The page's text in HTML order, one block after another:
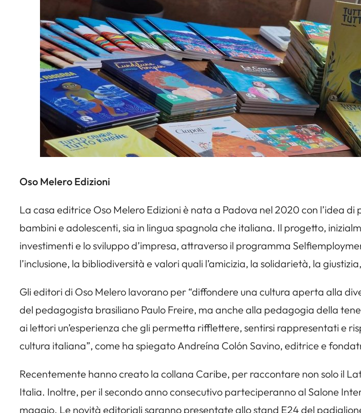
Oso Melero Edizioni
La casa editrice Oso Melero Edizioni è nata a Padova nel 2020 con l’idea
bambini e adolescenti, sia in lingua spagnola che italiana. Il progetto,
investimenti e lo sviluppo d’impresa, attraverso il programma
l’inclusione, la bibliodiversità e valori quali l’amicizia, la solidarietà, la
Gli editori di Oso Melero lavorano per “diffondere una cultura aperta alla
del pedagogista brasiliano Paulo Freire, ma anche alla pedagogia della
ai lettori un’esperienza che gli permetta rifflettere, sentirsi rappresentati e
cultura italiana”, come ha spiegato Andreína Colón Savino, editrice e
Recentemente hanno creato la collana Caribe, per raccontare non solo il
Italia. Inoltre, per il secondo anno consecutivo parteciperanno al Salone
maggio. Le novità editoriali saranno presentate allo stand E24 del